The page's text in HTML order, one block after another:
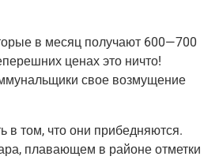
в месяц полу­ча­ют 600—700
ценах это ничто!
свое воз­му­ще­ние
в том, что они при­бед­ня­ют­ся.
пла­ва­ю­щем в рай­оне отмет­ки